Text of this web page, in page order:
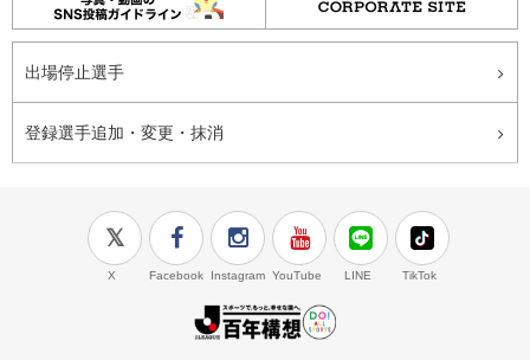
出場停止選手
登録選手追加・変更・抹消
X Facebook Instagram YouTube LINE TikTok